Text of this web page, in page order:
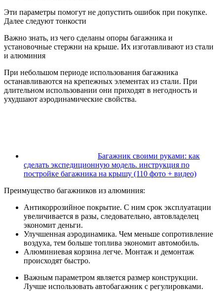
Эти параметры помогут не допустить ошибок при покупке.
Далее следуют тонкости
Важно знать, из чего сделаны опоры багажника и
установочные стержни на крыше. Их изготавливают из стали
и алюминия
При небольшом периоде использования багажника
останавливаются на крепежных элементах из стали. При
длительном использовании они приходят в негодность и
ухудшают аэродинамические свойства.
Багажник своими руками: как
сделать экспедиционную модель. инструкция по
постройке багажника на крышу (110 фото + видео)
Преимущество багажников из алюминия:
Антикоррозийное покрытие. С ним срок эксплуатации
увеличивается в разы, следовательно, автовладелец
экономит деньги.
Улучшенная аэродинамика. Чем меньше сопротивление
воздуха, тем больше топлива экономит автомобиль.
Алюминиевая корзина легче. Монтаж и демонтаж
происходят быстро.
Важным параметром является размер конструкции.
Лучше использовать автобагажник с регулировками.